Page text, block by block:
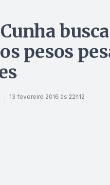
pesos
13 fevereiro 2016 às 22h12